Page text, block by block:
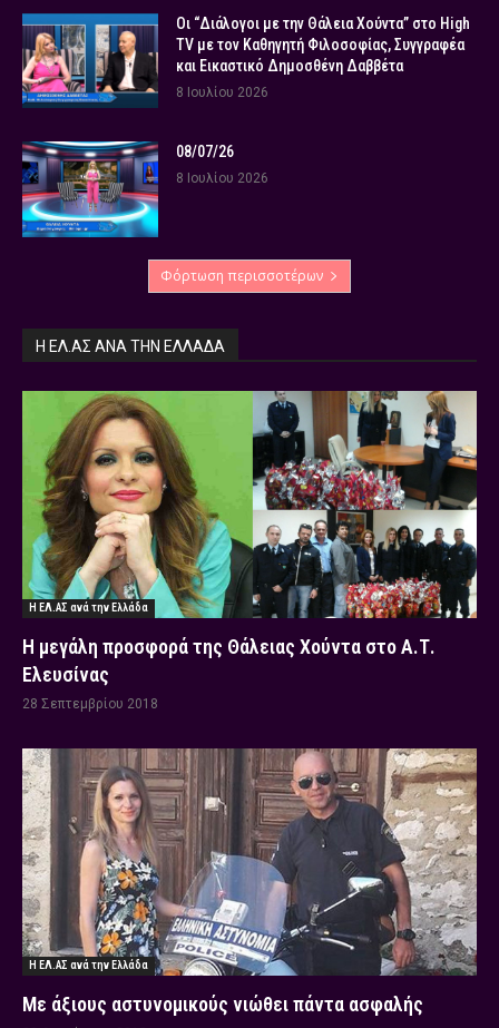
Οι “Διάλογοι με την Θάλεια Χούντα” στο High
TV με τον Καθηγητή Φιλοσοφίας, Συγγραφέα
και Εικαστικό Δημοσθένη Δαββέτα
8 Ιουλίου 2026
08/07/26
8 Ιουλίου 2026
Φόρτωση περισσοτέρων
Η ΕΛ.ΑΣ ΑΝΆ ΤΗΝ ΕΛΛΆΔΑ
Η ΕΛ.ΑΣ ανά την Ελλάδα
Η μεγάλη προσφορά της Θάλειας Χούντα στο Α.Τ.
Ελευσίνας
28 Σεπτεμβρίου 2018
Η ΕΛ.ΑΣ ανά την Ελλάδα
Με άξιους αστυνομικούς νιώθει πάντα ασφαλής